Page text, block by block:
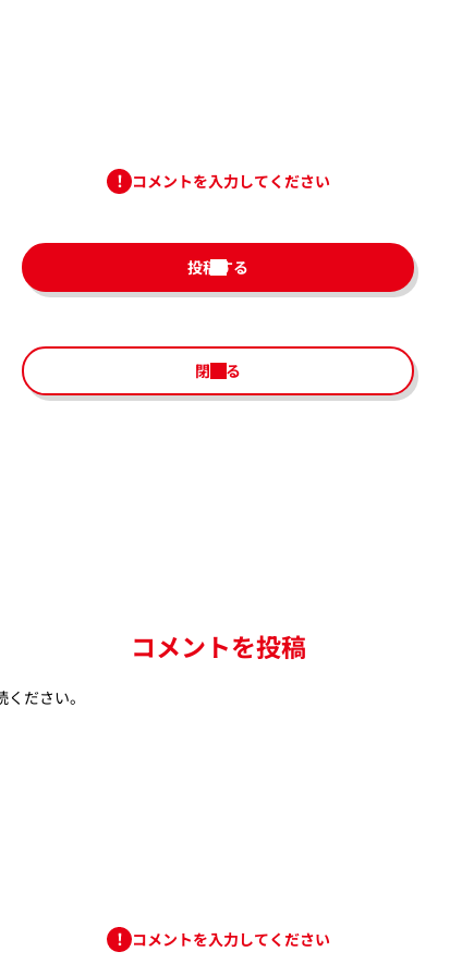
コメントを入力してください
投稿する
閉じる
コメントを投稿
ください。
コメントを入力してください